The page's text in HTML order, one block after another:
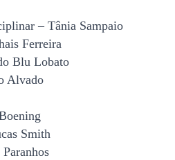
– Tânia Sampaio
Ferreira
Blu Lobato
Alvado
Smith